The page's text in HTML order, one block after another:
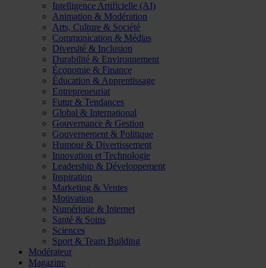
Intelligence Artificielle (AI)
Animation & Modération
Arts, Culture & Société
Communication & Médias
Diversité & Inclusion
Durabilité & Environnement
Économie & Finance
Éducation & Apprentissage
Entrepreneuriat
Futur & Tendances
Global & International
Gouvernance & Gestion
Gouvernement & Politique
Humour & Divertissement
Innovation et Technologie
Leadership & Développement
Inspiration
Marketing & Ventes
Motivation
Numérique & Internet
Santé & Soins
Sciences
Sport & Team Building
Modérateur
Magazine